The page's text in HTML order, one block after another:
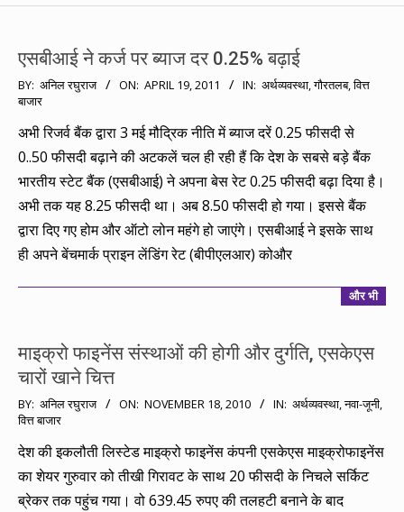
एसबीआई ने कर्ज पर ब्याज दर 0.25% बढ़ाई
2011-
04-
19
BY: अनिल रघुराज ON: APRIL 19, 2011 IN: अर्थव्यवस्था,गौरतलब,वित्त
बाजार
अभी रिजर्व बैंक द्वारा 3 मई मौद्रिक नीति में ब्याज दरें 0.25 फीसदी से
0..50 फीसदी बढ़ाने की अटकलें चल ही रही हैं कि देश के सबसे बड़े बैंक
भारतीय स्टेट बैंक (एसबीआई) ने अपना बेस रेट 0.25 फीसदी बढ़ा दिया है।
अभी तक यह 8.25 फीसदी था। अब 8.50 फीसदी हो गया। इससे बैंक
द्वारा दिए गए होम और ऑटो लोन महंगे हो जाएंगे। एसबीआई ने इसके साथ
ही अपने बेंचमार्क प्राइन लेंडिंग रेट (बीपीएलआर) कोऔर
और भी
माइक्रो फाइनेंस संस्थाओं की होगी और दुर्गति, एसकेएस
चारों खाने चित्त
2010-
11-
18
BY: अनिल रघुराज ON: NOVEMBER 18, 2010 IN: अर्थव्यवस्था,नवा-जूनी,
वित्त बाजार
देश की इकलौती लिस्टेड माइक्रो फाइनेंस कंपनी एसकेएस माइक्रोफाइनेंस
का शेयर गुरुवार को तीखी गिरावट के साथ 20 फीसदी के निचले सर्किट
ब्रेकर तक पहुंच गया। वो 639.45 रुपए की तलहटी बनाने के बाद